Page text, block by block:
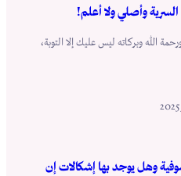
وأصلي ولا أعلم!
الله وبركاته ليس عليك إلا التوبة،
وهل يوجد بها إشكالات إن